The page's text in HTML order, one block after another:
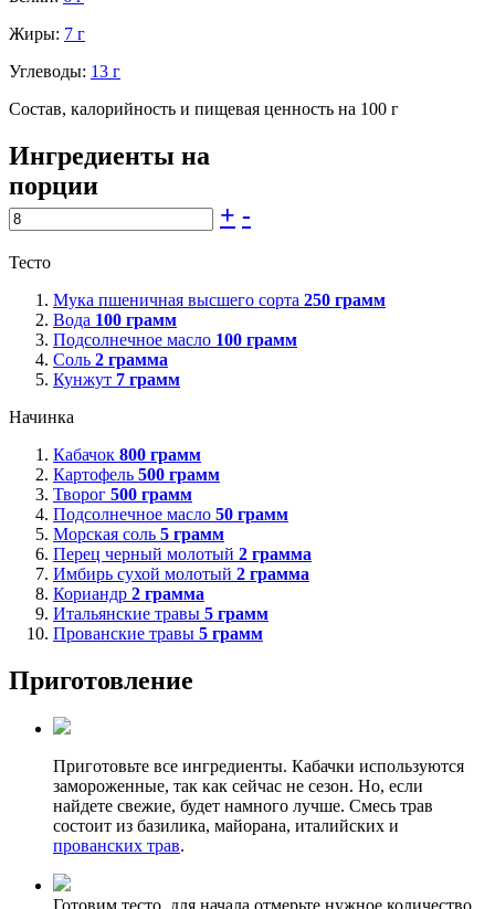
Жиры: 7 г
Углеводы: 13 г
Состав, калорийность и пищевая ценность на 100 г
Ингредиенты на
порции
+ -
Тесто
Мука пшеничная высшего сорта 250 грамм
Вода 100 грамм
Подсолнечное масло 100 грамм
Соль 2 грамма
Кунжут 7 грамм
Начинка
Кабачок 800 грамм
Картофель 500 грамм
Творог 500 грамм
Подсолнечное масло 50 грамм
Морская соль 5 грамм
Перец черный молотый 2 грамма
Имбирь сухой молотый 2 грамма
Кориандр 2 грамма
Итальянские травы 5 грамм
Прованские травы 5 грамм
Приготовление
Приготовьте все ингредиенты. Кабачки используются
замороженные, так как сейчас не сезон. Но, если
найдете свежие, будет намного лучше. Смесь трав
состоит из базилика, майорана, италийских и
прованских трав.